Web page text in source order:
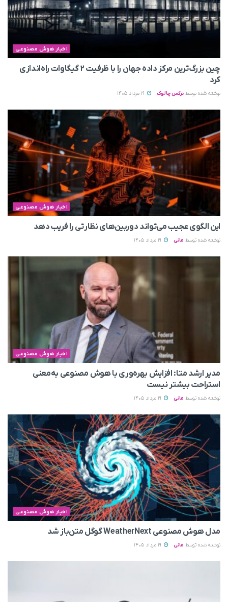
اخبار هوش مصنوعی
چین بزرگ‌ترین مرکز داده جهان را با ظرفیت ۲ گیگاوات راه‌اندازی
کرد
نوشته شده توسط نرگس چالوک
اخبار هوش مصنوعی
این الگوی عجیب می‌تواند دوربین‌های نظارتی را فریب دهد
نوشته شده توسط مانی
اخبار هوش مصنوعی
مدیر ارشد متا: افزایش بهره‌وری با هوش مصنوعی به‌معنی
استراحت بیشتر نیست
نوشته شده توسط مانی
اخبار هوش مصنوعی
مدل هوش مصنوعی WeatherNext گوگل متن‌باز شد
نوشته شده توسط مانی